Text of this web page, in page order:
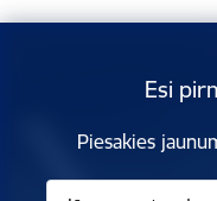
Esi
Piesakies